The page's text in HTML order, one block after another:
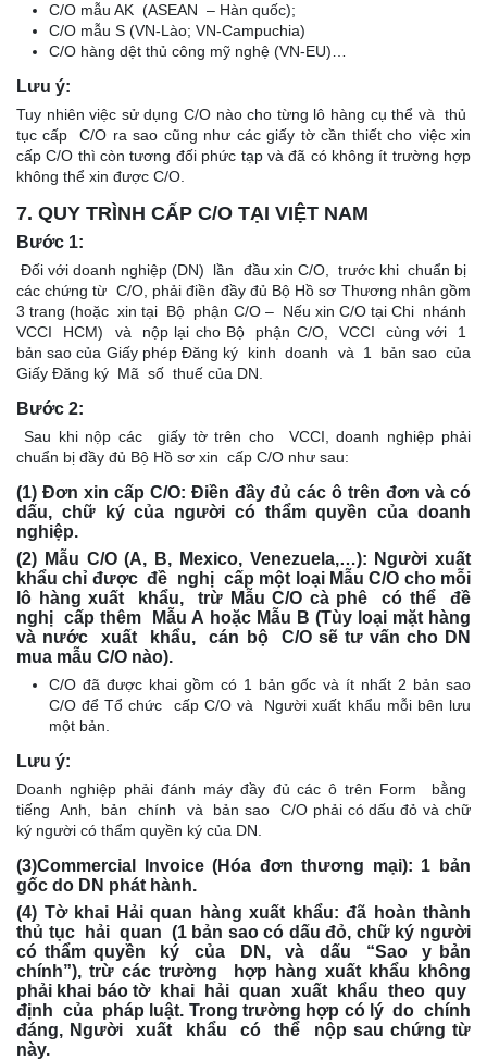
C/O mẫu AK (ASEAN – Hàn quốc);
C/O mẫu S (VN-Lào; VN-Campuchia)
C/O hàng dệt thủ công mỹ nghệ (VN-EU)…
Lưu ý:
Tuy nhiên việc sử dụng C/O nào cho từng lô hàng cụ thể và thủ
tục cấp C/O ra sao cũng như các giấy tờ cần thiết cho việc xin
cấp C/O thì còn tương đối phức tạp và đã có không ít trường hợp
không thể xin được C/O.
7. QUY TRÌNH CẤP C/O TẠI VIỆT NAM
Bước 1:
Đối với doanh nghiệp (DN) lần đầu xin C/O, trước khi chuẩn bị
các chứng từ C/O, phải điền đầy đủ Bộ Hồ sơ Thương nhân gồm
3 trang (hoặc xin tại Bộ phận C/O – Nếu xin C/O tại Chi nhánh
VCCI HCM) và nộp lại cho Bộ phận C/O, VCCI cùng với 1
bản sao của Giấy phép Đăng ký kinh doanh và 1 bản sao của
Giấy Đăng ký Mã số thuế của DN.
Bước 2:
Sau khi nộp các giấy tờ trên cho VCCI, doanh nghiệp phải
chuẩn bị đầy đủ Bộ Hồ sơ xin cấp C/O như sau:
(1) Đơn xin cấp C/O: Điền đầy đủ các ô trên đơn và có
dấu, chữ ký của người có thẩm quyền của doanh
nghiệp.
(2) Mẫu C/O (A, B, Mexico, Venezuela,…): Người xuất
khẩu chỉ được đề nghị cấp một loại Mẫu C/O cho mỗi
lô hàng xuất khẩu, trừ Mẫu C/O cà phê có thể đề
nghị cấp thêm Mẫu A hoặc Mẫu B (Tùy loại mặt hàng
và nước xuất khẩu, cán bộ C/O sẽ tư vấn cho DN
mua mẫu C/O nào).
C/O đã được khai gồm có 1 bản gốc và ít nhất 2 bản sao
C/O để Tổ chức cấp C/O và Người xuất khẩu mỗi bên lưu
một bản.
Lưu ý:
Doanh nghiệp phải đánh máy đầy đủ các ô trên Form bằng
tiếng Anh, bản chính và bản sao C/O phải có dấu đỏ và chữ
ký người có thẩm quyền ký của DN.
(3)Commercial Invoice (Hóa đơn thương mại): 1 bản
gốc do DN phát hành.
(4) Tờ khai Hải quan hàng xuất khẩu: đã hoàn thành
thủ tục hải quan (1 bản sao có dấu đỏ, chữ ký người
có thẩm quyền ký của DN, và dấu “Sao y bản
chính”), trừ các trường hợp hàng xuất khẩu không
phải khai báo tờ khai hải quan xuất khẩu theo quy
định của pháp luật. Trong trường hợp có lý do chính
đáng, Người xuất khẩu có thể nộp sau chứng từ
này.